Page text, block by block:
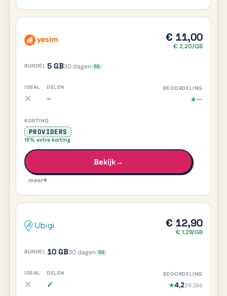
5 GB30 dagen 5G
€ 11,00
€ 2,20/GB
✕iDEAL nee, meer info
~ ★—
PROVIDERS
15% extra korting
Bekijk→
meer▾
10 GB30 dagen 5G
€ 12,90
€ 1,29/GB
✕iDEAL nee, meer info
✓Delen ja, meer info ★4,239.266